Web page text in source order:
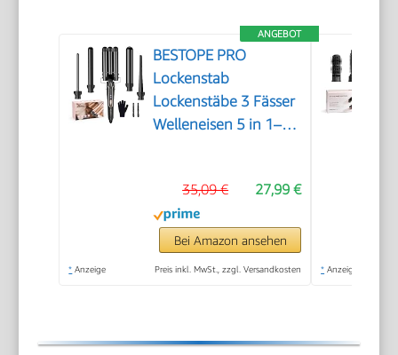
ANGEBOT
BESTOPE PRO
Lockenstab
Lockenstäbe 3 Fässer
Welleneisen 5 in 1–
Wellen,
Temperatureinstellung,
Schnellaufheizung
und einem
27,99 €
35,09 €
Bei Amazon ansehen
* Anzeige Preis inkl. MwSt., zzgl. Versandkosten * Anzeige